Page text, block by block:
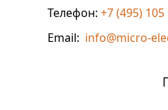
Телефон: +7 (495) 105
Email: info@micro-